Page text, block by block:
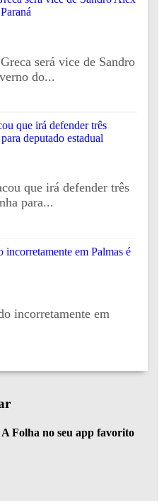
será vice de Sandro
do...
que irá defender três
para...
incorretamente em
Folha no seu app favorito